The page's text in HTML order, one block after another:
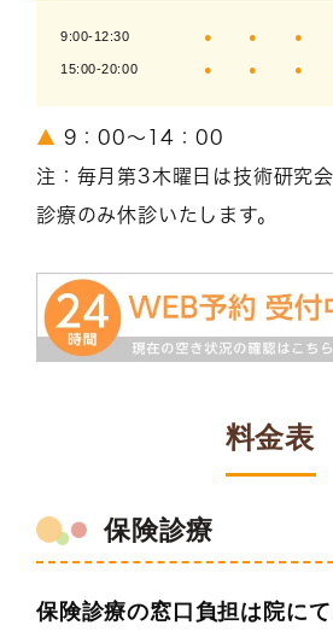
9:00-12:30 ● ● ●
15:00-20:00 ● ● ●
▲ 9：00～14：00
注：毎月第3木曜日は技術研究
診療のみ休診いたします。
料金表
保険診療
保険診療の窓口負担は院に